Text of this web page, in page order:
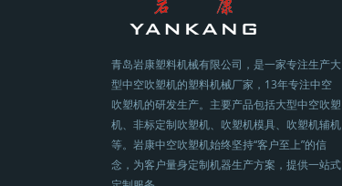
青岛岩康塑料机械有限公司，是一家专注生产大
型中空吹塑机的塑料机械厂家，13年专注中空
吹塑机的研发生产。主要产品包括大型中空吹塑
机、非标定制吹塑机、吹塑机模具、吹塑机辅机
等。岩康中空吹塑机始终坚持“客户至上”的信
念，为客户量身定制机器生产方案，提供一站式